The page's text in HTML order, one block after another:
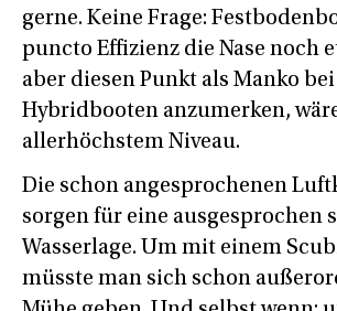
gerne. Keine Frage:
puncto Effizienz die Nase noch
aber diesen Punkt als Manko
Hybridbooten anzumerken,
allerhöchstem Niveau.
Die schon angesprochenen
sorgen für eine ausgesprochen
Wasserlage. Um mit einem
müsste man sich schon